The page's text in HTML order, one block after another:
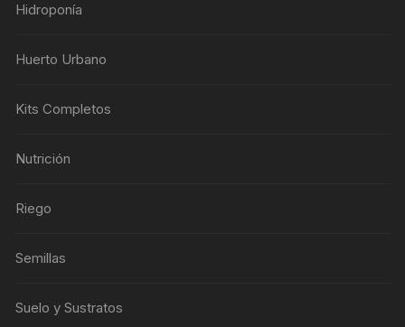
Hidroponía
Huerto Urbano
Kits Completos
Nutrición
Riego
Semillas
Suelo y Sustratos